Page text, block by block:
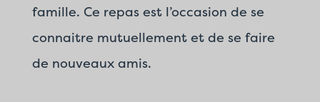
famille. Ce repas est l’occasion de se
connaitre mutuellement et de se faire
de nouveaux amis.